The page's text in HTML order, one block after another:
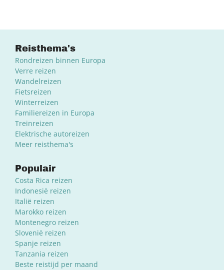
Reisthema's
Rondreizen binnen Europa
Verre reizen
Wandelreizen
Fietsreizen
Winterreizen
Familiereizen in Europa
Treinreizen
Elektrische autoreizen
Meer reisthema's
Populair
Costa Rica reizen
Indonesië reizen
Italië reizen
Marokko reizen
Montenegro reizen
Slovenië reizen
Spanje reizen
Tanzania reizen
Beste reistijd per maand